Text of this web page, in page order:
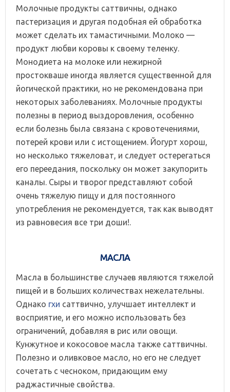
Молочные продукты саттвичны, однако
пастеризация и другая подобная ей обработка
может сделать их тамастичными. Молоко —
продукт любви коровы к своему теленку.
Монодиета на молоке или нежирной
простокваше иногда является существенной для
йогической практики, но не рекомендована при
некоторых заболеваниях. Молочные продукты
полезны в период выздоровления, особенно
если болезнь была связана с кровотечениями,
потерей крови или с истощением. Йогурт хорош,
но несколько тяжеловат, и следует остерегаться
его переедания, поскольку он может закупорить
каналы. Сыры и творог представляют собой
очень тяжелую пищу и для постоянного
употребления не рекомендуется, так как выводят
из равновесия все три доши!.
МАСЛА
Масла в большинстве случаев являются тяжелой
пищей и в больших количествах нежелательны.
Однако гхи саттвично, улучшает интеллект и
восприятие, и его можно использовать без
ограничений, добавляя в рис или овощи.
Кунжутное и кокосовое масла также саттвичны.
Полезно и оливковое масло, но его не следует
сочетать с чесноком, придающим ему
раджастичные свойства.